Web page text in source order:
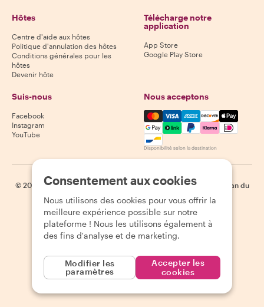
Hôtes
Centre d'aide aux hôtes
Politique d'annulation des hôtes
Conditions générales pour les
hôtes
Devenir hôte
Télécharge notre
application
App Store
Google Play Store
Suis-nous
Facebook
Instagram
YouTube
Nous acceptons
Mastercard, Visa, Amex,
Disponibilité selon la destination
© 2026 Withlocals.com | Politique de confidentialité | Cookies
Plan du
site
Consentement aux cookies
Nous utilisons des cookies pour vous offrir la
meilleure expérience possible sur notre
plateforme ! Nous les utilisons également à
des fins d'analyse et de marketing.
Modifier les
paramètres
Accepter les
cookies